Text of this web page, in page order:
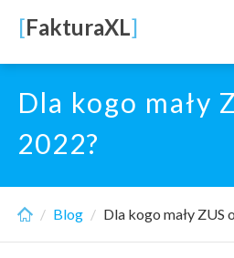
main
content
[FakturaXL]
Dla kogo mały
2022?
Blog Dla kogo mały ZUS